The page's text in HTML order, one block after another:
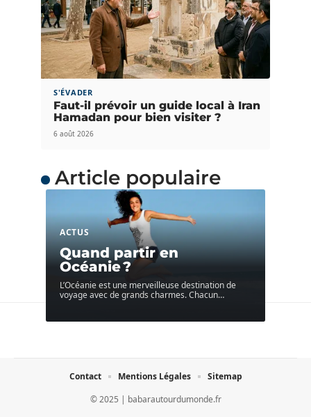
S'ÉVADER
Faut-il prévoir un guide local à Iran
Hamadan pour bien visiter ?
6 août 2026
Article populaire
ACTUS
Quand partir en
Océanie ?
L’Océanie est une merveilleuse destination de
voyage avec de grands charmes. Chacun…
© 2025 | babarautourdumonde.fr
Contact Mentions Légales Sitemap